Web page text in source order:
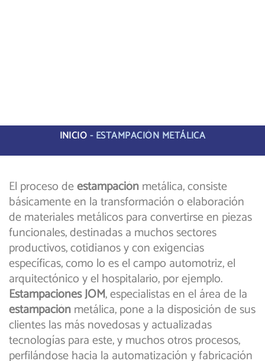
INICIO-ESTAMPACIÓN METÁLICA
El proceso deestampaciónmetálica, consiste
básicamente en la transformación o elaboración
de materiales metálicos para convertirse en piezas
funcionales, destinadas a muchos sectores
productivos, cotidianos y con exigencias
específicas, como lo es el campo automotriz, el
arquitectónico y el hospitalario, por ejemplo.
Estampaciones JOM, especialistas en el área de la
estampaciónmetálica, pone a la disposición de sus
clientes las más novedosas y actualizadas
tecnologías para este, y muchos otros procesos,
perfilándose hacia la automatización y fabricación